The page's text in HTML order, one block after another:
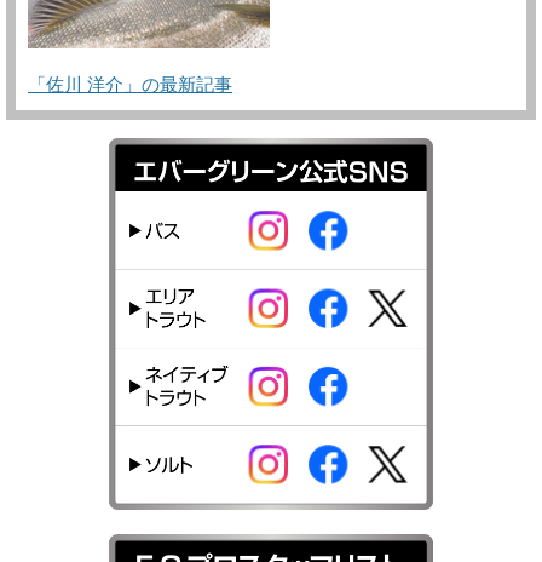
「佐川 洋介」の最新記事